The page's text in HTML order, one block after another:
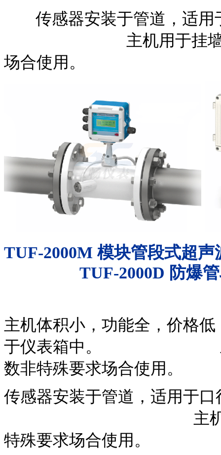
传感器安装于管道，
主机用于挂墙式安装
场合使用。
TUF-2000M 模块管段式超声
TUF-2000D 防爆
主机体积小，功能全，价格
于仪表箱中。 主机用
数非特殊要求场
传感器安装于管道，适
主机用于挂墙式
特殊要求场合使用。